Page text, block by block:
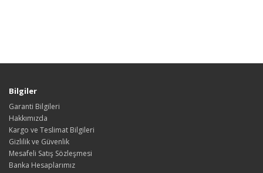
Bilgiler
Garanti Bilgileri
Hakkımızda
Kargo ve Teslimat Bilgileri
Gizlilik ve Güvenlik
Mesafeli Satış Sözleşmesi
Banka Hesaplarımız